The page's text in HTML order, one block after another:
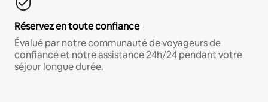
Réservez en toute confiance
Évalué par notre communauté de voyageurs de
confiance et notre assistance 24h/24 pendant votre
séjour longue durée.